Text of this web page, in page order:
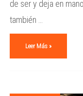
de ser y deja en
también …
Leer Más »